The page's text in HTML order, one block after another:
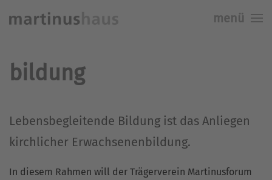
menü
bildung
Lebensbegleitende Bildung ist das Anliegen
kirchlicher Erwachsenenbildung.
In diesem Rahmen will der Trägerverein Martinusforum